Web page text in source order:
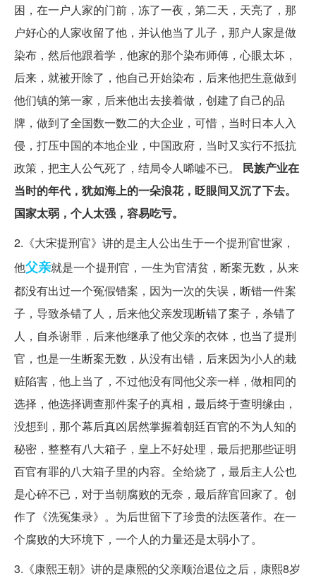
困，在一户人家的门前，冻了一夜，第二天，天亮了，那
户好心的人家收留了他，并认他当了儿子，那户人家是做
染布，然后他跟着学，他家的那个染布师傅，心眼太坏，
后来，就被开除了，他自己开始染布，后来他把生意做到
他们镇的第一家，后来他出去接着做，创建了自己的品
牌，做到了全国数一数二的大企业，可惜，当时日本人入
侵，打压中国的本地企业，中国政府，当时又实行不抵抗
政策，把主人公气死了，结局令人唏嘘不已。 民族产业在
当时的年代，犹如海上的一朵浪花，眨眼间又沉了下去。
国家太弱，个人太强，容易吃亏。
2.《大宋提刑官》讲的是主人公出生于一个提刑官世家，
他父亲就是一个提刑官，一生为官清贫，断案无数，从来
都没有出过一个冤假错案，因为一次的失误，断错一件案
子，导致杀错了人，后来他父亲发现断错了案子，杀错了
人，自杀谢罪，后来他继承了他父亲的衣钵，也当了提刑
官，也是一生断案无数，从没有出错，后来因为小人的栽
赃陷害，他上当了，不过他没有同他父亲一样，做相同的
选择，他选择调查那件案子的真相，最后终于查明缘由，
没想到，那个幕后真凶居然掌握着朝廷百官的不为人知的
秘密，整整有八大箱子，皇上不好处理，最后把那些证明
百官有罪的八大箱子里的内容。全给烧了，最后主人公也
是心碎不已，对于当朝腐败的无奈，最后辞官回家了。创
作了《洗冤集录》。为后世留下了珍贵的法医著作。在一
个腐败的大环境下，一个人的力量还是太弱小了。
3.《康熙王朝》讲的是康熙的父亲顺治退位之后，康熙8岁